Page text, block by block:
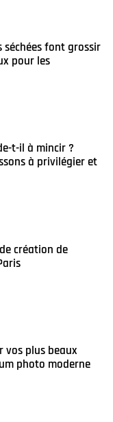
séchées font grossir
pour les
t-il à mincir ?
à privilégier et
création de
vos plus beaux
photo moderne